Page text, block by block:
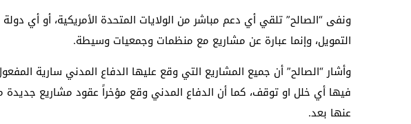
ونفى “الصالح” تلقي أي دعم مباشر من الولايات المتحدة الأمريكية، أو أي دولة
التمويل، وإنما عبارة عن مشاريع مع منظمات وجمعيات وسيطة.
وأشار “الصالح” أن جميع المشاريع التي وقع عليها الدفاع المدني سارية
فيها أي خلل او توقف، كما أن الدفاع المدني وقع مؤخراً عقود مشاريع
عنها بعد.